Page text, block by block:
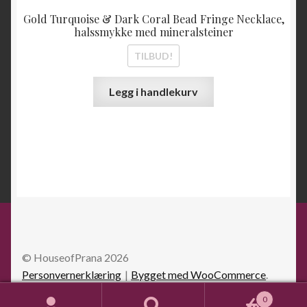
Gold Turquoise & Dark Coral Bead Fringe Necklace,
halssmykke med mineralsteiner
TILBUD!
Legg i handlekurv
© HouseofPrana 2026
Personvernerklæring
Bygget med WooCommerce.
0